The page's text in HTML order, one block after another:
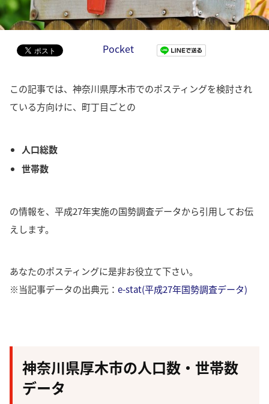
Pocket
この記事では、神奈川県厚木市でのポスティングを検討され
ている方向けに、町丁目ごとの
人口総数
世帯数
の情報を、平成27年実施の国勢調査データから引用してお伝
えします。
あなたのポスティングに是非お役立て下さい。
※当記事データの出典元： e-stat(平成27年国勢調査データ)
神奈川県厚木市の人口数・世帯数
データ